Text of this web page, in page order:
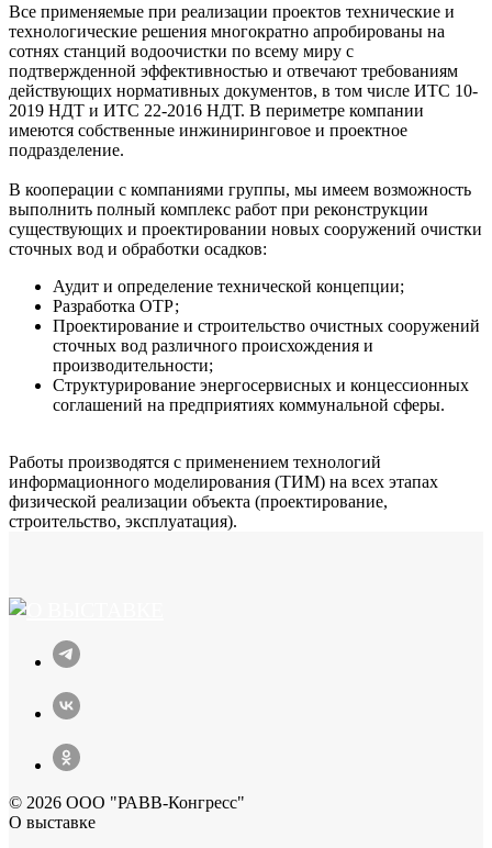
Все применяемые при реализации проектов технические и
технологические решения многократно апробированы на
сотнях станций водоочистки по всему миру с
подтвержденной эффективностью и отвечают требованиям
действующих нормативных документов, в том числе ИТС 10-
2019 НДТ и ИТС 22-2016 НДТ. В периметре компании
имеются собственные инжиниринговое и проектное
подразделение.
В кооперации с компаниями группы, мы имеем возможность
выполнить полный комплекс работ при реконструкции
существующих и проектировании новых сооружений очистки
сточных вод и обработки осадков:
Аудит и определение технической концепции;
Разработка ОТР;
Проектирование и строительство очистных сооружений
сточных вод различного происхождения и
производительности;
Структурирование энергосервисных и концессионных
соглашений на предприятиях коммунальной сферы.
Работы производятся с применением технологий
информационного моделирования (ТИМ) на всех этапах
физической реализации объекта (проектирование,
строительство, эксплуатация).
© 2026 ООО "РАВВ-Конгресс"
О выставке